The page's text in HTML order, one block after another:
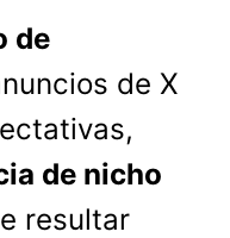
de
de X
de nicho
resultar